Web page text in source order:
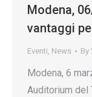
Modena,
vantaggi
Eventi, News By
Modena, 6
Auditorium del